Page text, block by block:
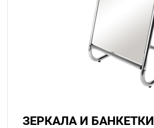
ЗЕРКАЛА И БАНКЕТКИ